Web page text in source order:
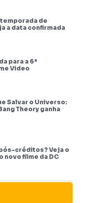
temporada de
a data confirmada
para a 6ª
Video
Salvar o Universo:
Theory ganha
créditos? Veja o
novo filme da DC